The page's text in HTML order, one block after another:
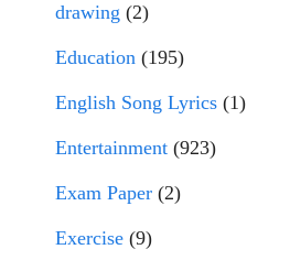
drawing (2)
Education (195)
English Song Lyrics (1)
Entertainment (923)
Exam Paper (2)
Exercise (9)